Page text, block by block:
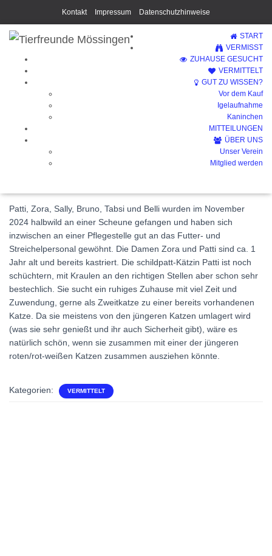
Kontakt Impressum Datenschutzhinweise
START
VERMISST
ZUHAUSE GESUCHT
VERMITTELT
GUT ZU WISSEN?
Vor dem Kauf
Igelaufnahme
Kaninchen
MITTEILUNGEN
ÜBER UNS
Unser Verein
Mitglied werden
Patti, Zora, Sally, Bruno, Tabsi und Belli wurden im November
2024 halbwild an einer Scheune gefangen und haben sich
inzwischen an einer Pflegestelle gut an das Futter- und
Streichelpersonal gewöhnt. Die Damen Zora und Patti sind ca. 1
Jahr alt und bereits kastriert. Die schildpatt-Kätzin Patti ist noch
schüchtern, mit Kraulen an den richtigen Stellen aber schon sehr
bestechlich. Sie sucht ein ruhiges Zuhause mit viel Zeit und
Zuwendung, gerne als Zweitkatze zu einer bereits vorhandenen
Katze. Da sie meistens von den jüngeren Katzen umlagert wird
(was sie sehr genießt und ihr auch Sicherheit gibt), wäre es
natürlich schön, wenn sie zusammen mit einer der jüngeren
roten/rot-weißen Katzen zusammen ausziehen könnte.
Kategorien: VERMITTELT